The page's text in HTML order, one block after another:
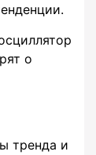
о
тренда и